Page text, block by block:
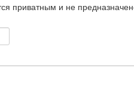
приватным и не